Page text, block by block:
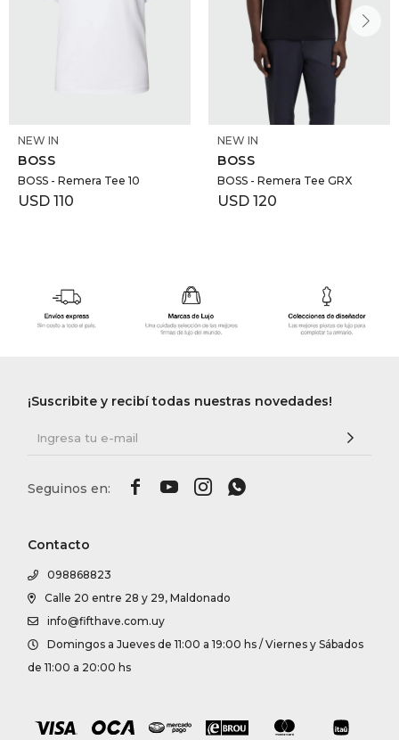
NEW IN
BOSS
BOSS - Remera Tee 10
USD 110
NEW IN
BOSS
BOSS - Remera Tee GRX
USD 120
Contacto
098868823
Calle 20 entre 28 y 29, Maldonado
info@fifthave.com.uy
Domingos a Jueves de 11:00 a 19:00 hs / Viernes y Sábados
de 11:00 a 20:00 hs
¡Suscribite y recibí todas nuestras novedades!
   